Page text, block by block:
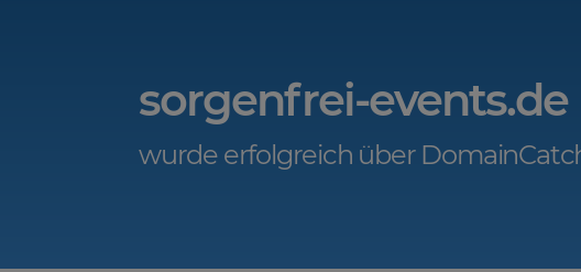
sorgenfrei-events.de
wurde erfolgreich über